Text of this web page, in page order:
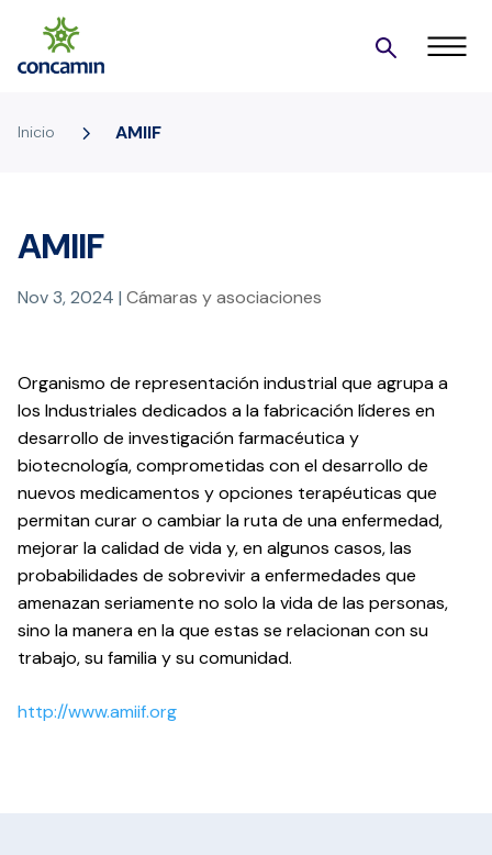
Inicio 5 AMIIF
AMIIF
Nov 3, 2024 | Cámaras y asociaciones
Organismo de representación industrial que agrupa a
los Industriales dedicados a la fabricación líderes en
desarrollo de investigación farmacéutica y
biotecnología, comprometidas con el desarrollo de
nuevos medicamentos y opciones terapéuticas que
permitan curar o cambiar la ruta de una enfermedad,
mejorar la calidad de vida y, en algunos casos, las
probabilidades de sobrevivir a enfermedades que
amenazan seriamente no solo la vida de las personas,
sino la manera en la que estas se relacionan con su
trabajo, su familia y su comunidad.
http://www.amiif.org